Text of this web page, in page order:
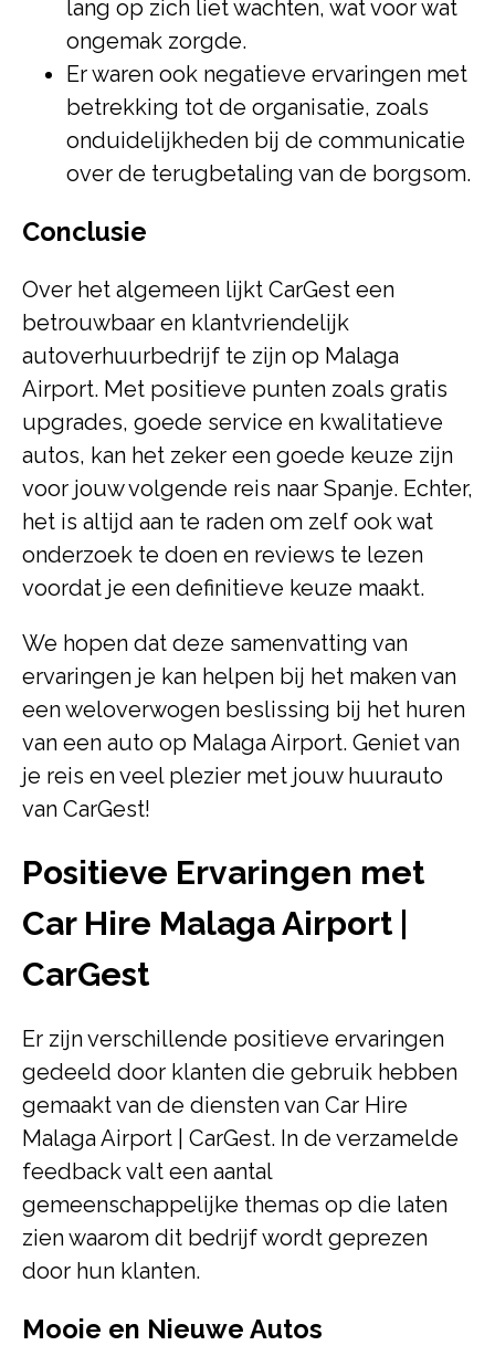
lang op zich liet wachten, wat voor wat
ongemak zorgde.
Er waren ook negatieve ervaringen met
betrekking tot de organisatie, zoals
onduidelijkheden bij de communicatie
over de terugbetaling van de borgsom.
Conclusie
Over het algemeen lijkt CarGest een
betrouwbaar en klantvriendelijk
autoverhuurbedrijf te zijn op Malaga
Airport. Met positieve punten zoals gratis
upgrades, goede service en kwalitatieve
autos, kan het zeker een goede keuze zijn
voor jouw volgende reis naar Spanje. Echter,
het is altijd aan te raden om zelf ook wat
onderzoek te doen en reviews te lezen
voordat je een definitieve keuze maakt.
We hopen dat deze samenvatting van
ervaringen je kan helpen bij het maken van
een weloverwogen beslissing bij het huren
van een auto op Malaga Airport. Geniet van
je reis en veel plezier met jouw huurauto
van CarGest!
Positieve Ervaringen met
Car Hire Malaga Airport |
CarGest
Er zijn verschillende positieve ervaringen
gedeeld door klanten die gebruik hebben
gemaakt van de diensten van Car Hire
Malaga Airport | CarGest. In de verzamelde
feedback valt een aantal
gemeenschappelijke themas op die laten
zien waarom dit bedrijf wordt geprezen
door hun klanten.
Mooie en Nieuwe Autos